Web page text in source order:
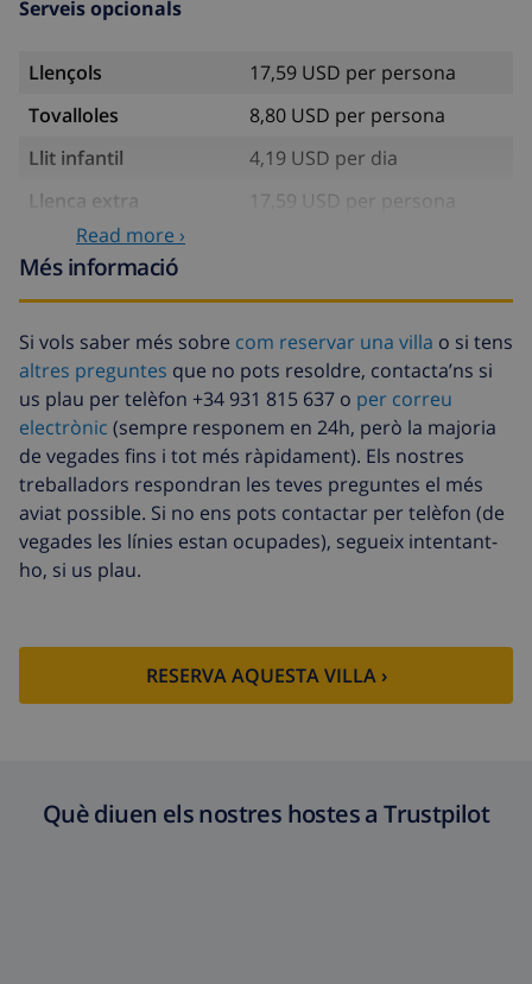
Serveis opcionals
Llençols
17,59 USD per persona
Tovalloles
8,80 USD per persona
Llit infantil
4,19 USD per dia
Llenca extra
17,59 USD per persona
Tovalloles extra
Read more ›
Més informació
Si vols saber més sobre com reservar una villa o si tens
altres preguntes que no pots resoldre, contacta’ns si
us plau per telèfon +34 931 815 637 o per correu
electrònic (sempre responem en 24h, però la majoria
de vegades fins i tot més ràpidament). Els nostres
treballadors respondran les teves preguntes el més
aviat possible. Si no ens pots contactar per telèfon (de
vegades les línies estan ocupades), segueix intentant-
ho, si us plau.
RESERVA AQUESTA VILLA ›
Què diuen els nostres hostes a Trustpilot